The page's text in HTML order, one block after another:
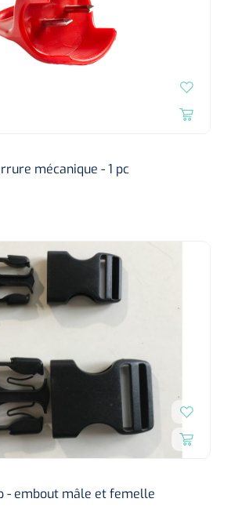
mécanique - 1 pc
- embout mâle et femelle